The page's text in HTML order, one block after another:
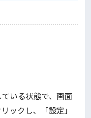
いる状態で、画面
ックし、「設定」